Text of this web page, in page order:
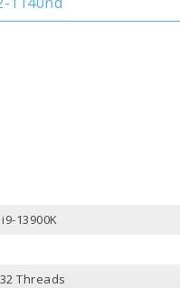
13900K
Threads